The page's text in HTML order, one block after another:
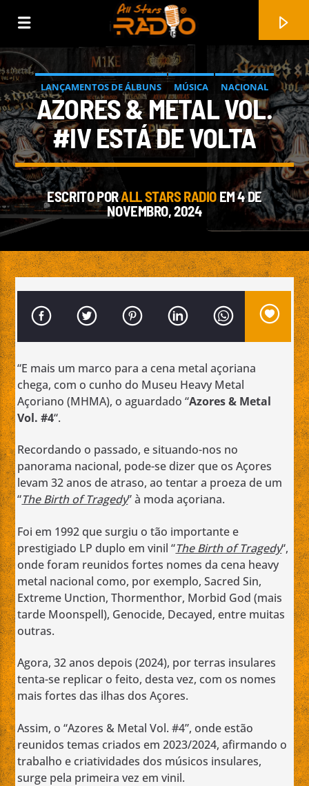
FAIXA ATUAL
Emissão da All Stars Radio
LANÇAMENTOS DE ÁLBUNS MÚSICA
NACIONAL
NOTÍCIAS
AZORES & METAL VOL.
#IV ESTÁ DE VOLTA
ESCRITO PORALL STARS RADIO EM 4 DE
NOVEMBRO, 2024
“E mais um marco para a cena metal açoriana
chega, com o cunho do Museu Heavy Metal
Açoriano (MHMA), o aguardado “Azores & Metal
Vol. #4“.
Recordando o passado, e situando-nos no
panorama nacional, pode-se dizer que os Açores
levam 32 anos de atraso, ao tentar a proeza de um
“The Birth of Tragedy” à moda açoriana.
Foi em 1992 que surgiu o tão importante e
prestigiado LP duplo em vinil “The Birth of Tragedy“,
onde foram reunidos fortes nomes da cena heavy
metal nacional como, por exemplo, Sacred Sin,
Extreme Unction, Thormenthor, Morbid God (mais
tarde Moonspell), Genocide, Decayed, entre muitas
outras.
Agora, 32 anos depois (2024), por terras insulares
tenta-se replicar o feito, desta vez, com os nomes
mais fortes das ilhas dos Açores.
Assim, o “Azores & Metal Vol. #4”, onde estão
reunidos temas criados em 2023/2024, afirmando o
trabalho e criatividades dos músicos insulares,
surge pela primeira vez em vinil.